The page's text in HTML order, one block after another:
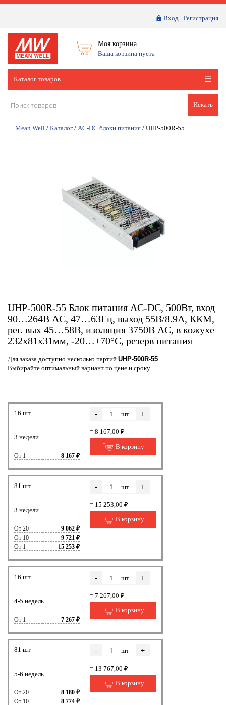
Вход | Регистрация
Моя корзина
Ваша корзина пуста
Каталог товаров
Искать
Mean Well / Каталог / AC-DC блоки питания / UHP-500R-55
UHP-500R-55 Блок питания AC-DC, 500Вт, вход
90…264В AC, 47…63Гц, выход 55В/8.9A, ККМ,
рег. вых 45…58В, изоляция 3750В AC, в кожухе
232х81х31мм, -20…+70°С, резерв питания
Для заказа доступно несколько партий UHP-500R-55
Выбирайте оптимальный вариант по цене и сроку.
16 шт
3 недели
От 1 8 167 ₽
- шт +
= 8 167,00 ₽
В корзину
81 шт
3 недели
От 20
9 062 ₽
От 10
9 721 ₽
От 1
15 253 ₽
- шт +
= 15 253,00 ₽
В корзину
16 шт
4-5 недель
От 1 7 267 ₽
- шт +
= 7 267,00 ₽
В корзину
81 шт
5-6 недель
От 20
8 180 ₽
От 10
8 774 ₽
- шт +
= 13 767,00 ₽
В корзину